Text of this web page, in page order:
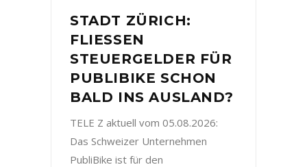
STADT ZÜRICH:
FLIESSEN
STEUERGELDER FÜR
PUBLIBIKE SCHON
BALD INS AUSLAND?
TELE Z aktuell vom 05.08.2026:
Das Schweizer Unternehmen
PubliBike ist für den